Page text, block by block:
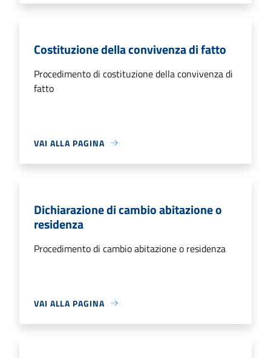
Costituzione della convivenza di fatto
Procedimento di costituzione della convivenza di
fatto
VAI ALLA PAGINA
Dichiarazione di cambio abitazione o
residenza
Procedimento di cambio abitazione o residenza
VAI ALLA PAGINA